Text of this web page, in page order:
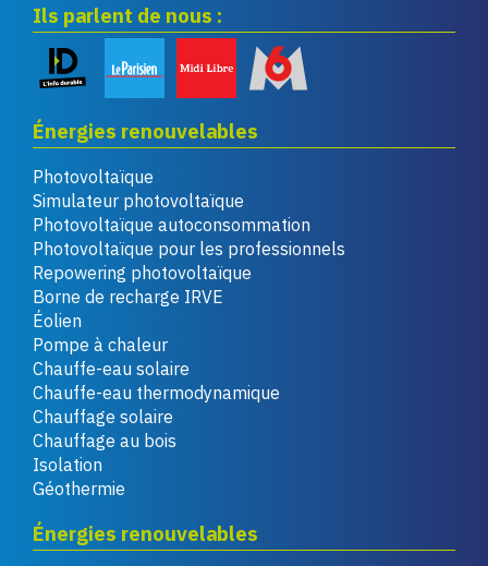
Ils parlent de nous :
Énergies renouvelables
Photovoltaïque
Simulateur photovoltaïque
Photovoltaïque autoconsommation
Photovoltaïque pour les professionnels
Repowering photovoltaïque
Borne de recharge IRVE
Éolien
Pompe à chaleur
Chauffe-eau solaire
Chauffe-eau thermodynamique
Chauffage solaire
Chauffage au bois
Isolation
Géothermie
Énergies renouvelables